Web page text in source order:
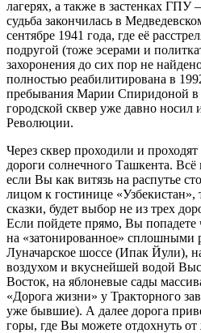
лагерях, а также в застенках
судьба закончилась в
сентябре 1941 года, где её
подругой (тоже эсерами и
захоронения до сих пор не
полностью реабилитирована в
пребывания Марии Спиридоной в
городской сквер уже давно носил
Революции.
Через сквер проходили и
дороги солнечного Ташкента. Всё
если Вы как витязь на распутье
лицом к гостинице «Узбекистан»,
сказки, будет выбор не из трех
Если пойдете прямо, Вы попадете
на «затонированное» сплошными
Луначарское шоссе (Ипак Йули),
воздухом и вкуснейшей водой
Восток, на яблоневые сады
«Дорога жизни» у Тракторного
уже бывшие). А далее дорога
горы, где Вы можете отдохнуть